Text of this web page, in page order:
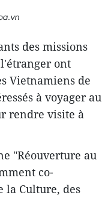
des missions
ont
Vietnamiens de
à voyager au
rendre visite à
"Réouverture au
co-
la Culture, des